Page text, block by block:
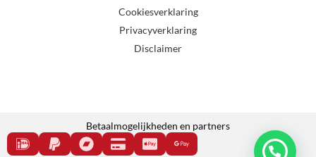
Cookiesverklaring
Privacyverklaring
Disclaimer
Betaalmogelijkheden en partners